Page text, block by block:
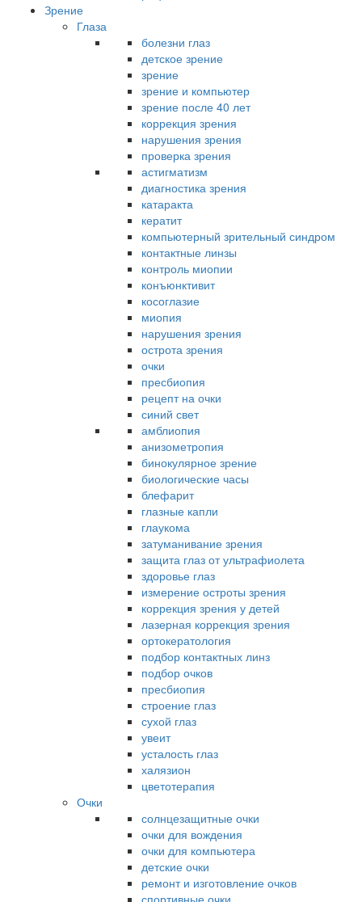
Зрение
Глаза
болезни глаз
детское зрение
зрение
зрение и компьютер
зрение после 40 лет
коррекция зрения
нарушения зрения
проверка зрения
астигматизм
диагностика зрения
катаракта
кератит
компьютерный зрительный синдром
контактные линзы
контроль миопии
конъюнктивит
косоглазие
миопия
нарушения зрения
острота зрения
очки
пресбиопия
рецепт на очки
синий свет
амблиопия
анизометропия
бинокулярное зрение
биологические часы
блефарит
глазные капли
глаукома
затуманивание зрения
защита глаз от ультрафиолета
здоровье глаз
измерение остроты зрения
коррекция зрения у детей
лазерная коррекция зрения
ортокератология
подбор контактных линз
подбор очков
пресбиопия
строение глаз
сухой глаз
увеит
усталость глаз
халязион
цветотерапия
Очки
солнцезащитные очки
очки для вождения
очки для компьютера
детские очки
ремонт и изготовление очков